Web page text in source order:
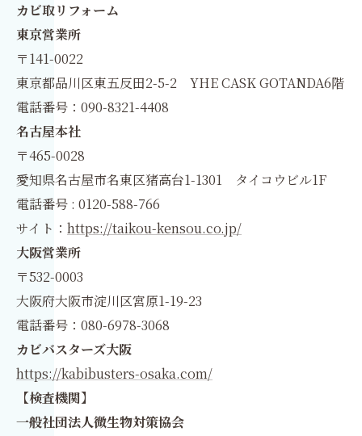
カビ取リフォーム
東京営業所
〒141-0022
東京都品川区東五反田2-5-2 YHE CASK GOTANDA6階
電話番号：090-8321-4408
名古屋本社
〒465-0028
愛知県名古屋市名東区猪高台1-1301 タイコウビル1F
電話番号 : 0120-588-766
サイト： https://taikou-kensou.co.jp/
大阪営業所
〒532-0003
大阪府大阪市淀川区宮原1-19-23
電話番号：080-6978-3068
カビバスターズ大阪
https://kabibusters-osaka.com/
【検査機関】
一般社団法人微生物対策協会